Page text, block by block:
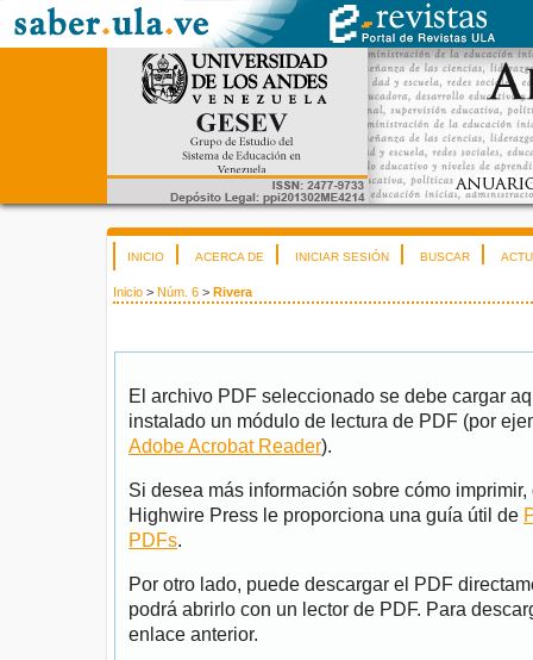
INICIO ACERCA DE INICIAR SESIÓN BUSCAR
Inicio > Núm. 6 > Rivera
El archivo PDF seleccionado se debe cargar
instalado un módulo de lectura de PDF (por
Adobe Acrobat Reader).
Si desea más información sobre cómo
Highwire Press le proporciona una guía útil de
PDFs.
Por otro lado, puede descargar el PDF
podrá abrirlo con un lector de PDF. Para
enlace anterior.